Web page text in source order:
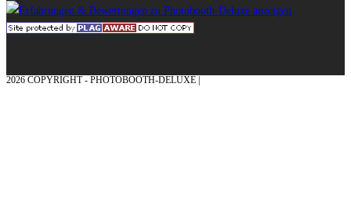
2026 COPYRIGHT - PHOTOBOOTH-DELUXE |